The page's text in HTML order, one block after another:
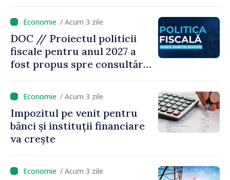
pe seama consumului de
bază al oamenilor”
/ Acum 3 zile
DOC // Proiectul politicii
fiscale pentru anul 2027 a
fost propus spre consultări
/ Acum 3 zile
Impozitul pe venit pentru
bănci și instituții financiare
va crește
/ Acum 3 zile